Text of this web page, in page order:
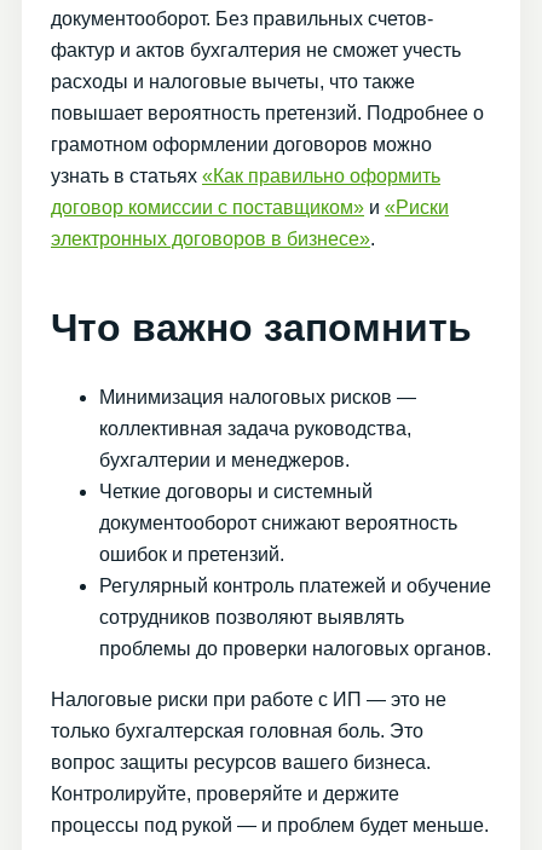
документооборот. Без правильных счетов-
фактур и актов бухгалтерия не сможет учесть
расходы и налоговые вычеты, что также
повышает вероятность претензий. Подробнее о
грамотном оформлении договоров можно
узнать в статьях «Как правильно оформить
договор комиссии с поставщиком» и «Риски
электронных договоров в бизнесе».
Что важно запомнить
Минимизация налоговых рисков —
коллективная задача руководства,
бухгалтерии и менеджеров.
Четкие договоры и системный
документооборот снижают вероятность
ошибок и претензий.
Регулярный контроль платежей и обучение
сотрудников позволяют выявлять
проблемы до проверки налоговых органов.
Налоговые риски при работе с ИП — это не
только бухгалтерская головная боль. Это
вопрос защиты ресурсов вашего бизнеса.
Контролируйте, проверяйте и держите
процессы под рукой — и проблем будет меньше.